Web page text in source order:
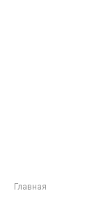
Главная